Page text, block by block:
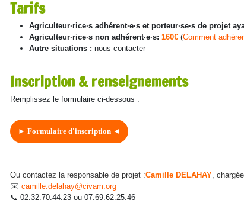
Tarifs
Agriculteur·rice·s adhérent·e·s et porteur·se·s de
Agriculteur·rice·s non adhérent·e·s: 160€ (Comment adhérer
Autre situations : nous contacter
Inscription & renseignements
Remplissez le formulaire ci-dessous :
► Formulaire d'inscription ◄
Ou contactez la responsable de projet :Camille DELAHAY,
✉️ camille.delahay@civam.org
📞 02.32.70.44.23 ou 07.69.62.25.46